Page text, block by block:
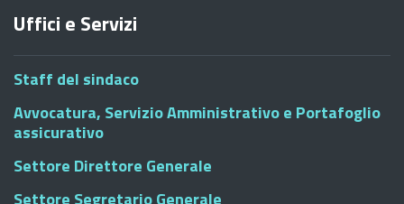
Uffici e Servizi
Staff del sindaco
Avvocatura, Servizio Amministrativo e Portafoglio
assicurativo
Settore Direttore Generale
Settore Segretario Generale